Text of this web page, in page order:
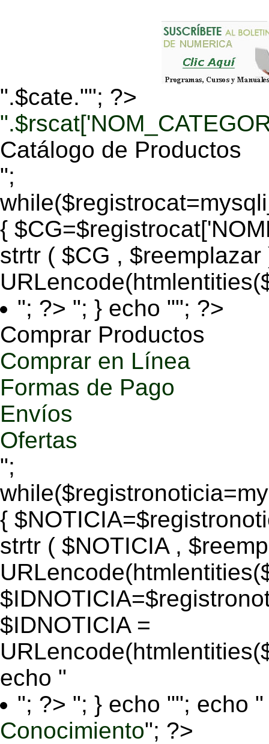
".$cate.""; ?>
Catálogo de Productos
";
{
strtr ( $CG , $reemplazar
"; ?> "; } echo ""; ?>
Comprar Productos
Comprar en Línea
Formas de Pago
Envíos
Ofertas
";
{
strtr ( $NOTICIA ,
$IDNOTICIA =
echo "
"; ?> "; } echo ""; echo "
Conocimiento"; ?>